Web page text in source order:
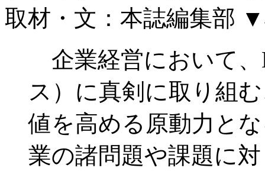
取材・文：本誌編集部 ▼
企業経営において、
ス）に真剣に取り組
値を高める原動力と
業の諸問題や課題に